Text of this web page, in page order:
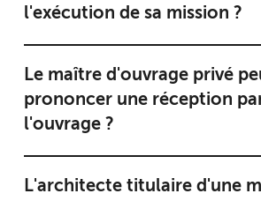
l'exécution de sa mission ?
Le maître d'ouvrage privé
prononcer une réception
l'ouvrage ?
L'architecte titulaire d'une